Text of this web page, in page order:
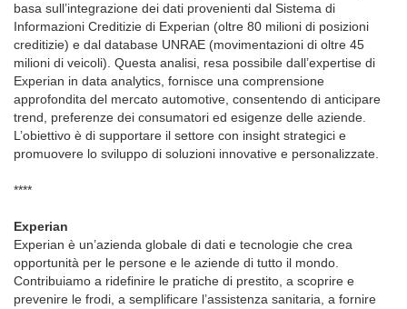
basa sull’integrazione dei dati provenienti dal Sistema di
Informazioni Creditizie di Experian (oltre 80 milioni di posizioni
creditizie) e dal database UNRAE (movimentazioni di oltre 45
milioni di veicoli). Questa analisi, resa possibile dall’expertise di
Experian in data analytics, fornisce una comprensione
approfondita del mercato automotive, consentendo di anticipare
trend, preferenze dei consumatori ed esigenze delle aziende.
L’obiettivo è di supportare il settore con insight strategici e
promuovere lo sviluppo di soluzioni innovative e personalizzate.
****
Experian
Experian è un’azienda globale di dati e tecnologie che crea
opportunità per le persone e le aziende di tutto il mondo.
Contribuiamo a ridefinire le pratiche di prestito, a scoprire e
prevenire le frodi, a semplificare l’assistenza sanitaria, a fornire